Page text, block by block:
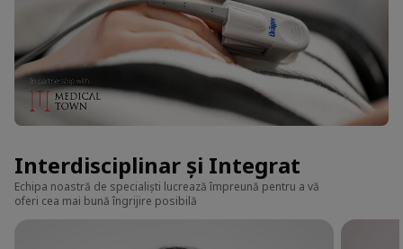
Interdisciplinar și Integrat
Echipa noastră de specialiști lucrează împreună pentru a vă
oferi cea mai bună îngrijire posibilă